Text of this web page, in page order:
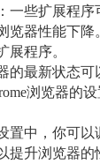
一些扩展程序
览器性能下降
展程序。
的最新状态可
浏览器的
置中，你可以
提升浏览器的